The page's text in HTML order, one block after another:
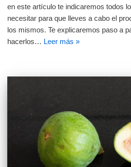
en este artículo te indicaremos todos
necesitar para que lleves a cabo el
los mismos. Te explicaremos paso a
hacerlos… Leer más »